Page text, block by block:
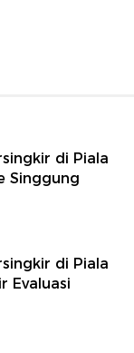
di Piala
Singgung
di Piala
Evaluasi